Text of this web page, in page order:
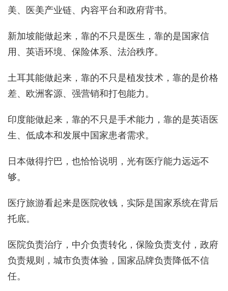
美、医美产业链、内容平台和政府背书。
新加坡能做起来，靠的不只是医生，靠的是国家信
用、英语环境、保险体系、法治秩序。
土耳其能做起来，靠的不只是植发技术，靠的是价格
差、欧洲客源、强营销和打包能力。
印度能做起来，靠的不只是手术能力，靠的是英语医
生、低成本和发展中国家患者需求。
日本做得拧巴，也恰恰说明，光有医疗能力远远不
够。
医疗旅游看起来是医院收钱，实际是国家系统在背后
托底。
医院负责治疗，中介负责转化，保险负责支付，政府
负责规则，城市负责体验，国家品牌负责降低不信
任。